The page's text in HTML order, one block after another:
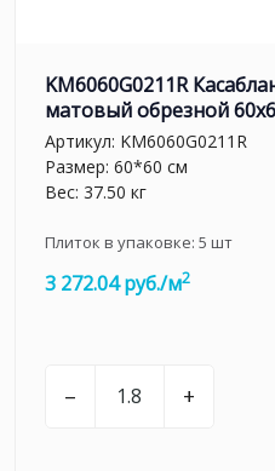
KM6060G0211R
матовый обрезной
Артикул: KM6060G0211R
Размер: 60*60 см
Вес: 37.50 кг
Плиток в упаковке: 5 шт
3 272.04 руб./м2
– +